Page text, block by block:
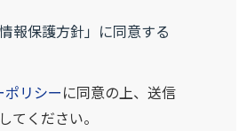
報保護方針」に同意する
ポリシーに同意の上、送信
してください。